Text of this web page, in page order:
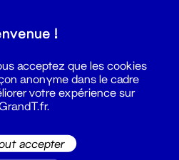
!
acceptez que les cookies
anonyme dans le cadre
votre expérience sur
accepter